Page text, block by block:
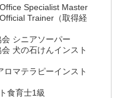
Specialist Master
Trainer（取得経
会 シニアソーパー
犬の石けんインスト
ロマテラピーインスト
食育士1級